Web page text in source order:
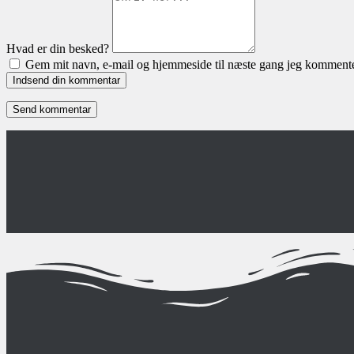
Hvad er din besked?
Gem mit navn, e-mail og hjemmeside til næste gang jeg
Indsend din kommentar